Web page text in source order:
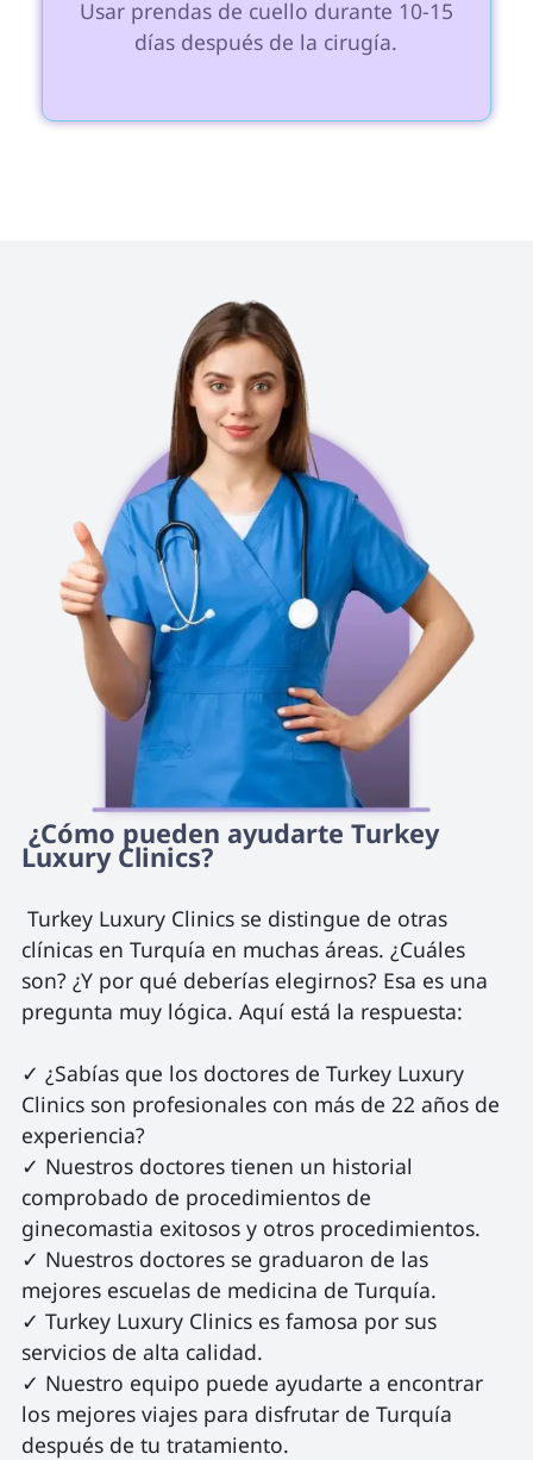
días después de la cirugía.
Luxury Clinics?
clínicas en Turquía en muchas áreas. ¿Cuáles
son? ¿Y por qué deberías elegirnos? Esa es una
pregunta muy lógica. Aquí está la respuesta:
✓ ¿Sabías que los doctores de Turkey Luxury
Clinics son profesionales con más de 22 años de
experiencia?
✓ Nuestros doctores tienen un historial
comprobado de procedimientos de
ginecomastia exitosos y otros procedimientos.
✓ Nuestros doctores se graduaron de las
mejores escuelas de medicina de Turquía.
✓ Turkey Luxury Clinics es famosa por sus
servicios de alta calidad.
✓ Nuestro equipo puede ayudarte a encontrar
los mejores viajes para disfrutar de Turquía
después de tu tratamiento.